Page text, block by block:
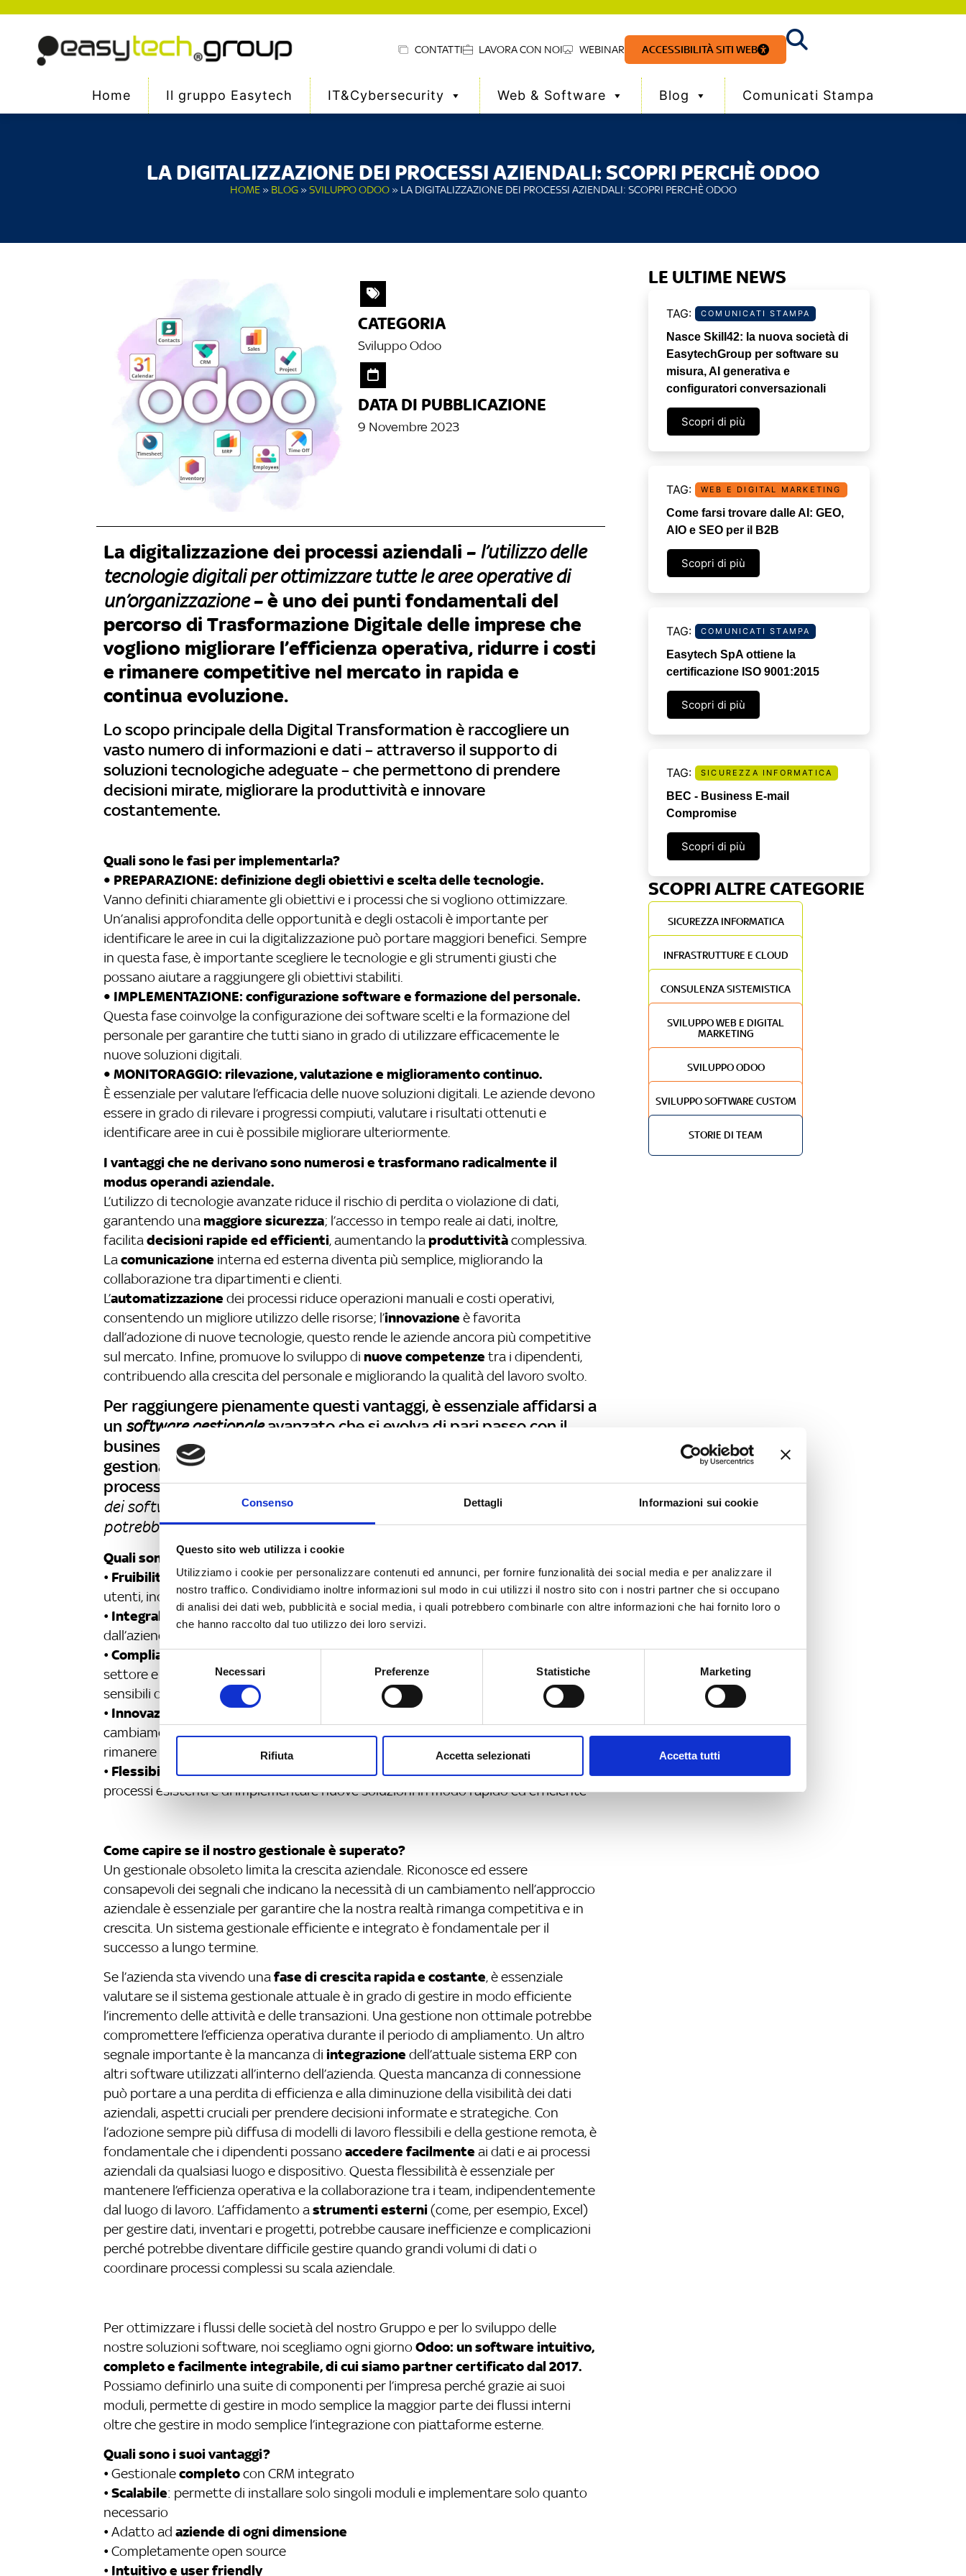
Consenso Dettagli Informazioni sui cookie
Questo sito web utilizza i cookie
Utilizziamo i cookie per personalizzare contenuti ed annunci, per fornire funzionalità dei social media e per analizzare il
nostro traffico. Condividiamo inoltre informazioni sul modo in cui utilizzi il nostro sito con i nostri partner che si occupano
di analisi dei dati web, pubblicità e social media, i quali potrebbero combinarle con altre informazioni che hai fornito loro o
che hanno raccolto dal tuo utilizzo dei loro servizi.
Selezione
consenso
Necessari Preferenze Statistiche Marketing
Rifiuta Accetta selezionati Accetta tutti
CONTATTI LAVORA CON NOI WEBINAR ACCESSIBILITÀ SITI WEB
Home Il gruppo Easytech IT&Cybersecurity Web & Software Blog Comunicati Stampa
LA DIGITALIZZAZIONE DEI PROCESSI AZIENDALI: SCOPRI PERCHÈ ODOO
HOME» BLOG»SVILUPPO ODOO» LA DIGITALIZZAZIONE DEI PROCESSI AZIENDALI: SCOPRI PERCHÈ ODOO
CATEGORIA
Sviluppo Odoo
DATA DI PUBBLICAZIONE
9 Novembre 2023
La digitalizzazione dei processi aziendali – l’utilizzo delle
tecnologie digitali per ottimizzare tutte le aree operative di
un’organizzazione– è uno dei punti fondamentali del
percorso di Trasformazione Digitale delle imprese che
vogliono migliorare l’efficienza operativa, ridurre i costi
e rimanere competitive nel mercato in rapida e
continua evoluzione.
Lo scopo principale della Digital Transformation è raccogliere un
vasto numero di informazioni e dati – attraverso il supporto di
soluzioni tecnologiche adeguate – che permettono di prendere
decisioni mirate, migliorare la produttività e innovare
costantemente.
Quali sono le fasi per implementarla?
• PREPARAZIONE: definizione degli obiettivi e scelta delle tecnologie.
Vanno definiti chiaramente gli obiettivi e i processi che si vogliono ottimizzare.
Un’analisi approfondita delle opportunità e degli ostacoli è importante per
identificare le aree in cui la digitalizzazione può portare maggiori benefici. Sempre
in questa fase, è importante scegliere le tecnologie e gli strumenti giusti che
possano aiutare a raggiungere gli obiettivi stabiliti.
• IMPLEMENTAZIONE: configurazione software e formazione del personale.
Questa fase coinvolge la configurazione dei software scelti e la formazione del
personale per garantire che tutti siano in grado di utilizzare efficacemente le
nuove soluzioni digitali.
• MONITORAGGIO: rilevazione, valutazione e miglioramento continuo.
È essenziale per valutare l’efficacia delle nuove soluzioni digitali. Le aziende devono
essere in grado di rilevare i progressi compiuti, valutare i risultati ottenuti e
identificare aree in cui è possibile migliorare ulteriormente.
I vantaggi che ne derivano sono numerosi e trasformano radicalmente il
modus operandi aziendale.
L’utilizzo di tecnologie avanzate riduce il rischio di perdita o violazione di dati,
garantendo una maggiore sicurezza; l’accesso in tempo reale ai dati, inoltre,
facilitadecisioni rapide ed efficienti, aumentando laproduttivitàcomplessiva.
Lacomunicazione interna ed esterna diventa più semplice, migliorando la
collaborazione tra dipartimenti e clienti.
L’automatizzazione dei processi riduce operazioni manuali e costi operativi,
consentendo un migliore utilizzo delle risorse; l’innovazione è favorita
dall’adozione di nuove tecnologie, questo rende le aziende ancora più competitive
sul mercato. Infine, promuove lo sviluppo dinuove competenze tra i dipendenti,
contribuendo alla crescita del personale e migliorando la qualità del lavoro svolto.
Per raggiungere pienamente questi vantaggi, è essenziale affidarsi a
un software gestionaleavanzato che si evolva di pari passo con il
business aziendale. Nonostante l’ampia diffusione dei software
gestionali, non tutti garantiscono l’integrazione completa dei
processi aziendali:solo il 29% dei gestionali in uso integra almeno uno
dei software utilizzati, il che significa che gli investimenti fatti
potrebbero non essere pienamente valorizzati.
Quali sono le caratteristiche da cercare in un gestionale?
• Fruibilità e intuitività: deve essere intuitivo e facilmente accessibile a tutti gli
utenti, indipendentemente dal loro livello di competenza tecnica
• Integrabilità: deve integrarsi senza problemi con altri software utilizzati
dall’azienda, per evitare la duplicazione dei dati e migliorare l’efficienza complessiva
•Compliance normativa e cybersecurity: deve essere conforme alle normative di
settore e garantire un livello elevato di sicurezza informatica, per proteggere i dati
sensibili dell’azienda
• Innovazione e agilità: deve essere in grado di adattarsi rapidamente ai
cambiamenti del mercato e alle nuove tecnologie, consentendo all’azienda di
rimanere all’avanguardia
• Flessibilità e innovazione: deve consentire all’azienda di apportare modifiche ai
processi esistenti e di implementare nuove soluzioni in modo rapido ed efficiente
Come capire se il nostro gestionale è superato?
Un gestionale obsoleto limita la crescita aziendale. Riconosce ed essere
consapevoli dei segnali che indicano la necessità di un cambiamento nell’approccio
aziendale è essenziale per garantire che la nostra realtà rimanga competitiva e in
crescita. Un sistema gestionale efficiente e integrato è fondamentale per il
successo a lungo termine.
Se l’azienda sta vivendo unafase di crescita rapida e costante, è essenziale
valutare se il sistema gestionale attuale è in grado di gestire in modo efficiente
l’incremento delle attività e delle transazioni. Una gestione non ottimale potrebbe
compromettere l’efficienza operativa durante il periodo di ampliamento. Un altro
segnale importante è la mancanza di integrazionedell’attuale sistema ERP con
altri software utilizzati all’interno dell’azienda. Questa mancanza di connessione
può portare a una perdita di efficienza e alla diminuzione della visibilità dei dati
aziendali, aspetti cruciali per prendere decisioni informate e strategiche. Con
l’adozione sempre più diffusa di modelli di lavoro flessibili e della gestione remota, è
fondamentale che i dipendenti possanoaccedere facilmente ai dati e ai processi
aziendali da qualsiasi luogo e dispositivo. Questa flessibilità è essenziale per
mantenere l’efficienza operativa e la collaborazione tra i team, indipendentemente
dal luogo di lavoro. L’affidamento astrumenti esterni(come, per esempio, Excel)
per gestire dati, inventari e progetti, potrebbe causare inefficienze e complicazioni
perché potrebbe diventare difficile gestire quando grandi volumi di dati o
coordinare processi complessi su scala aziendale.
Per ottimizzare i flussi delle società del nostro Gruppo e per lo sviluppo delle
nostre soluzioni software, noi scegliamo ogni giornoOdoo: un software intuitivo,
completo e facilmente integrabile, di cui siamo partner certificato dal 2017.
Possiamo definirlo una suite di componenti per l’impresa perché grazie ai suoi
moduli, permette di gestire in modo semplice la maggior parte dei flussi interni
oltre che gestire in modo semplice l’integrazione con piattaforme esterne.
Quali sono i suoi vantaggi?
• Gestionalecompletocon CRM integrato
•Scalabile: permette di installare solo singoli moduli e implementare solo quanto
necessario
• Adatto adaziende di ogni dimensione
• Completamente open source
• Intuitivo e user friendly
LE ULTIME NEWS
COMUNICATI STAMPA
Nasce Skill42: la nuova società di
EasytechGroup per software su
misura, AI generativa e
configuratori conversazionali
Scopri di più
WEB E DIGITAL MARKETING
Come farsi trovare dalle AI: GEO,
AIO e SEO per il B2B
Scopri di più
COMUNICATI STAMPA
Easytech SpA ottiene la
certificazione ISO 9001:2015
Scopri di più
SICUREZZA INFORMATICA
BEC - Business E-mail
Compromise
Scopri di più
SCOPRI ALTRE CATEGORIE
SICUREZZA INFORMATICA
INFRASTRUTTURE E CLOUD
CONSULENZA SISTEMISTICA
SVILUPPO WEB E DIGITAL
MARKETING
SVILUPPO ODOO
SVILUPPO SOFTWARE CUSTOM
STORIE DI TEAM